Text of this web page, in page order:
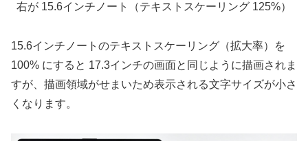
右が 15.6インチノート（テキストスケーリング 125%）
15.6インチノートのテキストスケーリング（拡大率）を
100% にすると 17.3インチの画面と同じように描画されま
すが、描画領域がせまいため表示される文字サイズが小さ
くなります。